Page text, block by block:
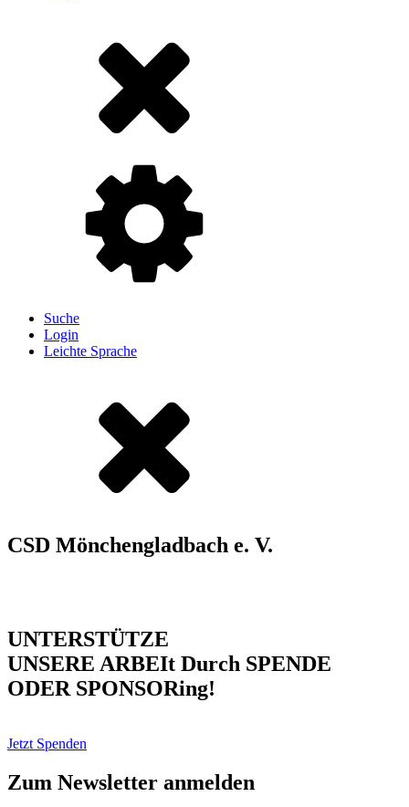
Suche
Login
Leichte Sprache
CSD Mönchengladbach e. V.
UNTERSTÜTZE
UNSERE ARBEIt Durch SPENDE
ODER SPONSORing!
Jetzt Spenden
Zum Newsletter anmelden